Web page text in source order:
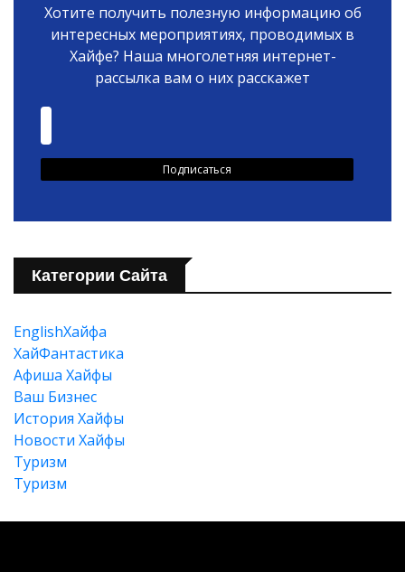
Хотите получить полезную информацию об
интересных мероприятиях, проводимых в
Хайфе? Наша многолетняя интернет-
рассылка вам о них расскажет
Категории Сайта
EnglishХайфа
XайФантастика
Афиша Хайфы
Ваш Бизнес
История Хайфы
Новости Хайфы
Туризм
Туризм